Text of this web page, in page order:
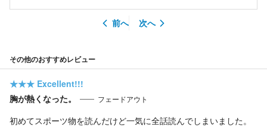
前へ 次へ
その他のおすすめレビュー
★★★ Excellent!!!
胸が熱くなった。
フェードアウト
初めてスポーツ物を読んだけど一気に全話読んでしまいました。